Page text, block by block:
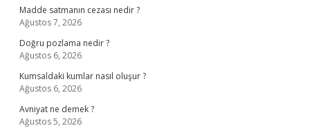
Madde satmanın cezası nedir ?
Ağustos 7, 2026
Doğru pozlama nedir ?
Ağustos 6, 2026
Kumsaldaki kumlar nasıl oluşur ?
Ağustos 6, 2026
Avniyat ne demek ?
Ağustos 5, 2026